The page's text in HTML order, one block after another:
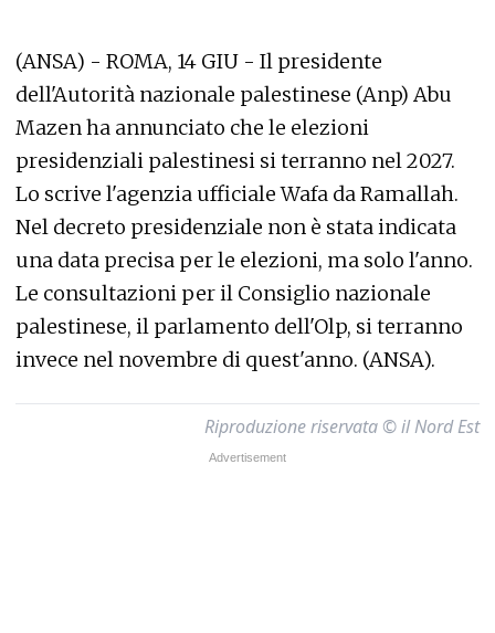
(ANSA) - ROMA, 14 GIU - Il presidente
dell'Autorità nazionale palestinese (Anp) Abu
Mazen ha annunciato che le elezioni
presidenziali palestinesi si terranno nel 2027.
Lo scrive l'agenzia ufficiale Wafa da Ramallah.
Nel decreto presidenziale non è stata indicata
una data precisa per le elezioni, ma solo l'anno.
Le consultazioni per il Consiglio nazionale
palestinese, il parlamento dell'Olp, si terranno
invece nel novembre di quest'anno. (ANSA).
Riproduzione riservata © il Nord Est